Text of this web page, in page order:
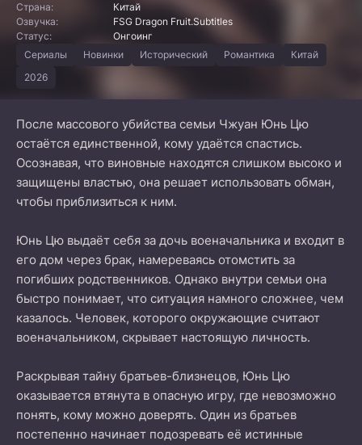
Страна:
Китай
Озвучка:
FSG Dragon Fruit.Subtitles
Статус:
Онгоинг
Сериалы
Новинки Исторический Романтика
Китай
2026
После массового убийства семьи Чжуан Юнь Цю
остаётся единственной, кому удаётся спастись.
Осознавая, что виновные находятся слишком высоко и
защищены властью, она решает использовать обман,
чтобы приблизиться к ним.
Юнь Цю выдаёт себя за дочь военачальника и входит в
его дом через брак, намереваясь отомстить за
погибших родственников. Однако внутри семьи она
быстро понимает, что ситуация намного сложнее, чем
казалось. Человек, которого окружающие считают
военачальником, скрывает настоящую личность.
Раскрывая тайну братьев-близнецов, Юнь Цю
оказывается втянута в опасную игру, где невозможно
понять, кому можно доверять. Один из братьев
постепенно начинает подозревать её истинные